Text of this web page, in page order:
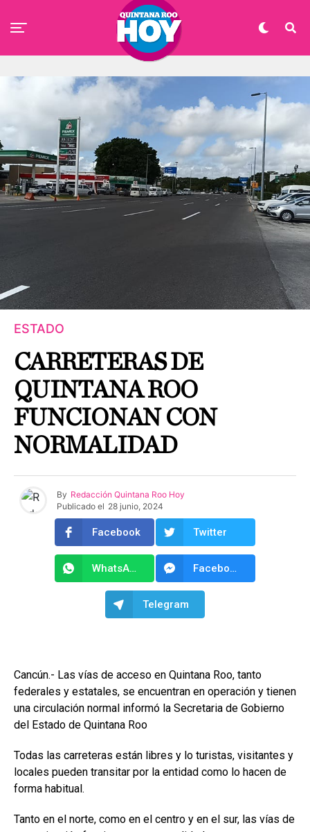
ESTADO
CARRETERAS DE
QUINTANA ROO
FUNCIONAN CON
NORMALIDAD
By Redacción Quintana Roo Hoy
Publicado el 28 junio, 2024
Facebook Twitter
WhatsApp Facebook Messenger
Telegram
Cancún.- Las vías de acceso en Quintana Roo, tanto
federales y estatales, se encuentran en operación y tienen
una circulación normal informó la Secretaria de Gobierno
del Estado de Quintana Roo
Todas las carreteras están libres y lo turistas, visitantes y
locales pueden transitar por la entidad como lo hacen de
forma habitual.
Tanto en el norte, como en el centro y en el sur, las vías de